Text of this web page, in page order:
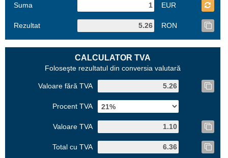
Suma EUR
Rezultat RON
CALCULATOR TVA
Foloseşte rezultatul din conversia valutară
Valoare fără TVA
Procent TVA
Valoare TVA
Total cu TVA